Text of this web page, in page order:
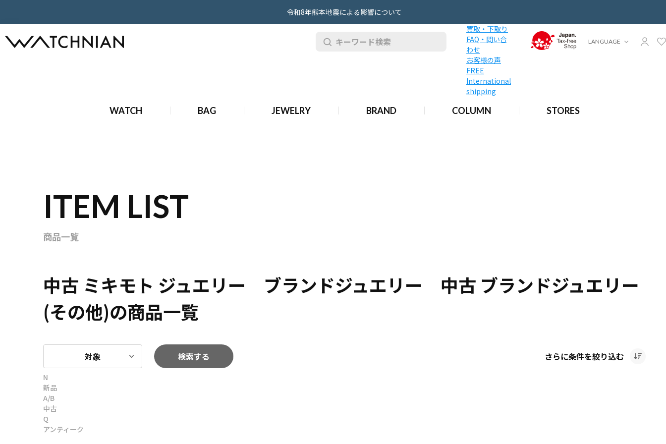
令和8年熊本地震による影響について
買取・下取り
FAQ・問い合
わせ
お客様の声
FREE
International
shipping
WATCH BAG JEWELRY BRAND COLUMN STORES
LANGUAGE
ITEM LIST
商品一覧
中古 ミキモト ジュエリー ブランドジュエリー 中古 ブランドジュエリー
(その他)の商品一覧
対象 検索する さらに条件を絞り込む
N
新品
A/B
中古
Q
アンティーク